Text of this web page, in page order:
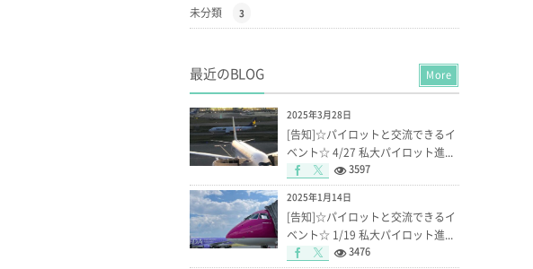
未分類 3
最近のBLOG
2025年3月28日
[告知]☆パイロットと交流できるイ
ベント☆ 4/27 私大パイロット進...
3597
2025年1月14日
[告知]☆パイロットと交流できるイ
ベント☆ 1/19 私大パイロット進...
3476
More